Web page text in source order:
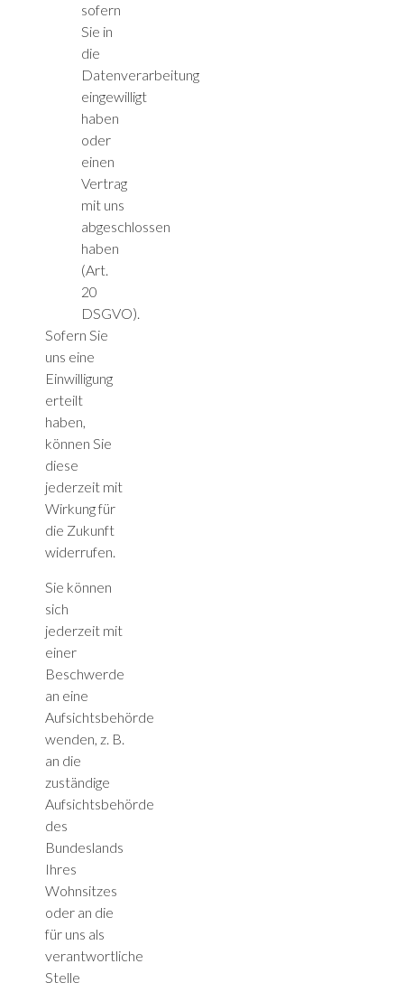
sofern
Sie in
die
Datenverarbeitung
eingewilligt
haben
oder
einen
Vertrag
mit uns
abgeschlossen
haben
(Art.
20
DSGVO).
Sofern Sie
uns eine
Einwilligung
erteilt
haben,
können Sie
diese
jederzeit mit
Wirkung für
die Zukunft
widerrufen.
Sie können
sich
jederzeit mit
einer
Beschwerde
an eine
Aufsichtsbehörde
wenden, z. B.
an die
zuständige
Aufsichtsbehörde
des
Bundeslands
Ihres
Wohnsitzes
oder an die
für uns als
verantwortliche
Stelle